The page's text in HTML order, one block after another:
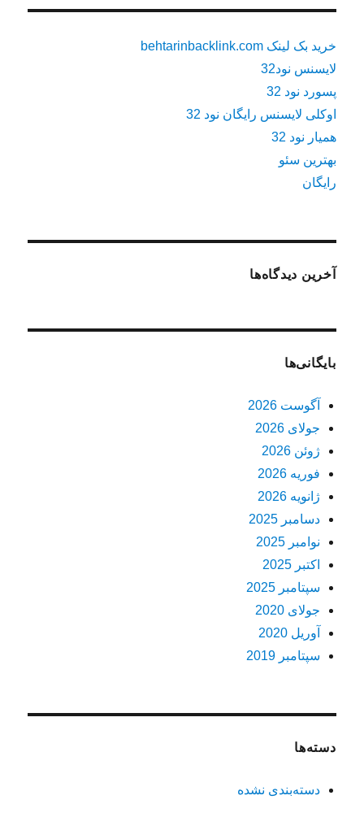
خرید بک لینک behtarinbacklink.com
لایسنس نود32
پسورد نود 32
اوکلی لایسنس رایگان نود 32
همیار نود 32
بهترین سئو
رایگان
آخرین دیدگاه‌ها
بایگانی‌ها
آگوست 2026
جولای 2026
ژوئن 2026
فوریه 2026
ژانویه 2026
دسامبر 2025
نوامبر 2025
اکتبر 2025
سپتامبر 2025
جولای 2020
آوریل 2020
سپتامبر 2019
دسته‌ها
دسته‌بندی نشده